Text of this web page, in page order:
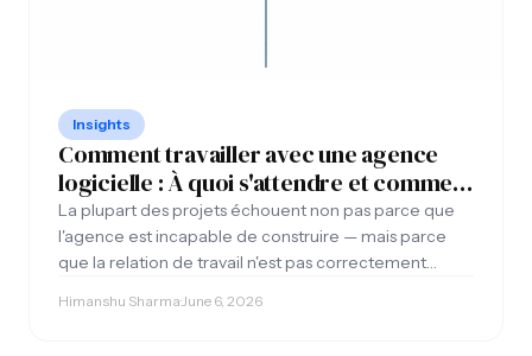
Insights
Comment travailler avec une agence
logicielle : À quoi s'attendre et comment
se préparer
La plupart des projets échouent non pas parce que
l'agence est incapable de construire — mais parce
que la relation de travail n'est pas correctement
Himanshu Sharma·June 6, 2026